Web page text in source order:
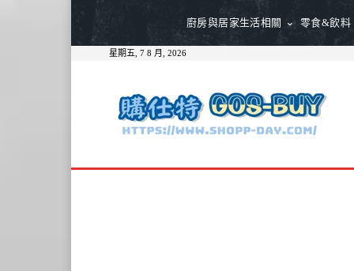
廚房與居家生活相關 零食&飲料
星期五, 7 8 月, 2026